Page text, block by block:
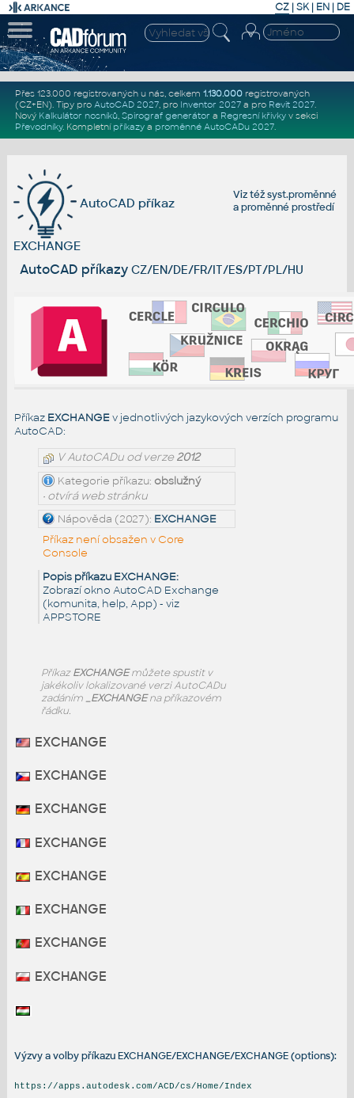
CZ | SK| EN | DE
Přes 123.000 registrovaných u nás, celkem 1.130.000registrovaných
(CZ+EN). Tipy pro AutoCAD 2027, pro Inventor 2027a pro Revit 2027.
Nový Kalkulátor nosníků, Spirograf generátor a Regresní křivkyv sekci
Převodníky. Kompletní příkazya proměnné AutoCADu 2027.
Viz téžsyst.proměnné
aproměnné prostředí
AutoCAD příkaz
EXCHANGE
AutoCAD příkazy CZ/EN/DE/FR/IT/ES/PT/PL/HU
Příkaz EXCHANGEv jednotlivých jazykových verzích programu
AutoCAD:
V AutoCADu od verze2012
Kategorie příkazu: obslužný
• otvírá web stránku
Nápověda (2027): EXCHANGE
Příkaz není obsažen v Core
Console
Popis příkazu EXCHANGE:
Zobrazí okno AutoCAD Exchange
(komunita, help, App) - viz
APPSTORE
PříkazEXCHANGEmůžete spustit v
jakékoliv lokalizované verzi AutoCADu
zadáním _EXCHANGEna příkazovém
řádku.
EXCHANGE
EXCHANGE
EXCHANGE
EXCHANGE
EXCHANGE
EXCHANGE
EXCHANGE
EXCHANGE
Výzvy a volby příkazu EXCHANGE/EXCHANGE/EXCHANGE (options):
https://apps.autodesk.com/ACD/cs/Home/Index